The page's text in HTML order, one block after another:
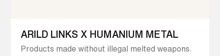
ARILD LINKS X HUMANIUM METAL
Products made without illegal melted weapons.